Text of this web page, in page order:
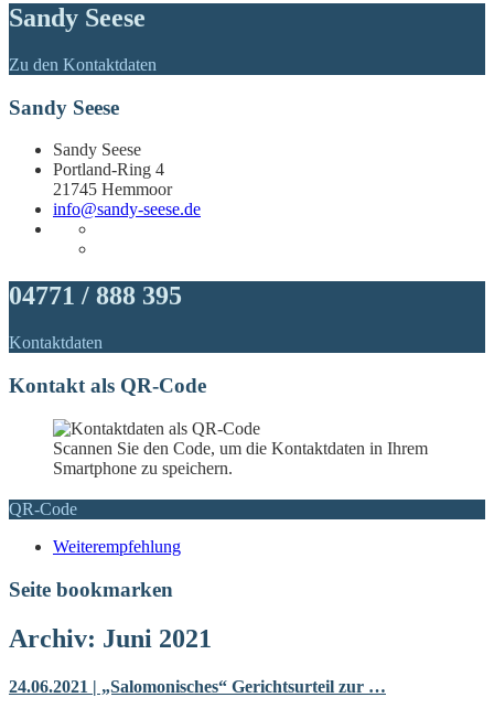
Sandy Seese
Zu den Kontaktdaten
Sandy Seese
Sandy Seese
Portland-Ring 4
21745 Hemmoor
info@sandy-seese.de
04771 / 888 395
Kontaktdaten
Kontakt als QR-Code
Scannen Sie den Code, um die Kontaktdaten in Ihrem
Smartphone zu speichern.
QR-Code
Weiterempfehlung
Seite bookmarken
Archiv: Juni 2021
24.06.2021 | „Salomonisches“ Gerichtsurteil zur …